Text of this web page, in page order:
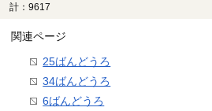
計：9617
関連ページ
25ばんどうろ
34ばんどうろ
6ばんどうろ